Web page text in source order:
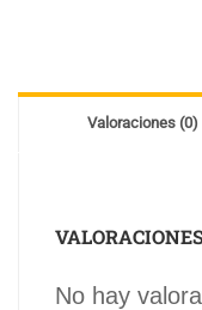
Valoraciones (0)
No hay